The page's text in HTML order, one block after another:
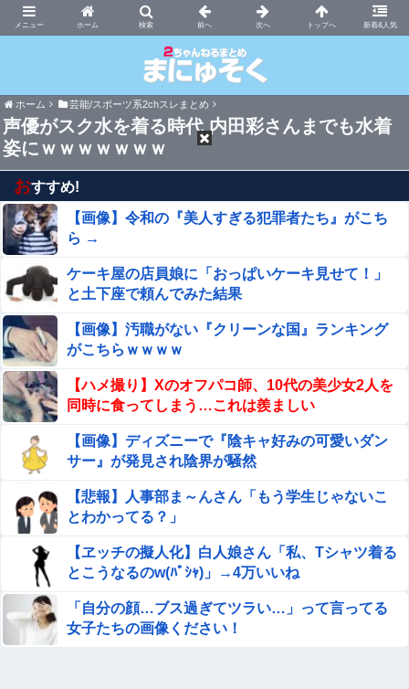
ホーム 新着&人気
まにゅそく 2chまとめニュース速報VIP
ホーム 芸能/スポーツ系2chスレまとめ
声優がスク水を着る時代 内田彩さんまでも水着
姿にｗｗｗｗｗｗｗ
おすすめ!
【画像】令和の『美人すぎる犯罪者たち』がこち
ら →
ケーキ屋の店員娘に「おっぱいケーキ見せて！」
と土下座で頼んでみた結果
【画像】汚職がない『クリーンな国』ランキング
がこちらｗｗｗｗ
【ハメ撮り】Xのオフパコ師、10代の美少女2人を
同時に食ってしまう…これは羨ましい
【画像】ディズニーで『陰キャ好みの可愛いダン
サー』が発見され陰界が騒然
【悲報】人事部ま～んさん「もう学生じゃないこ
とわかってる？」
【ヱッチの擬人化】白人娘さん「私、Tシャツ着る
とこうなるのw(ﾊﾟｼｬ)」→4万いいね
「自分の顔…ブス過ぎてツラい…」って言ってる
女子たちの画像ください！